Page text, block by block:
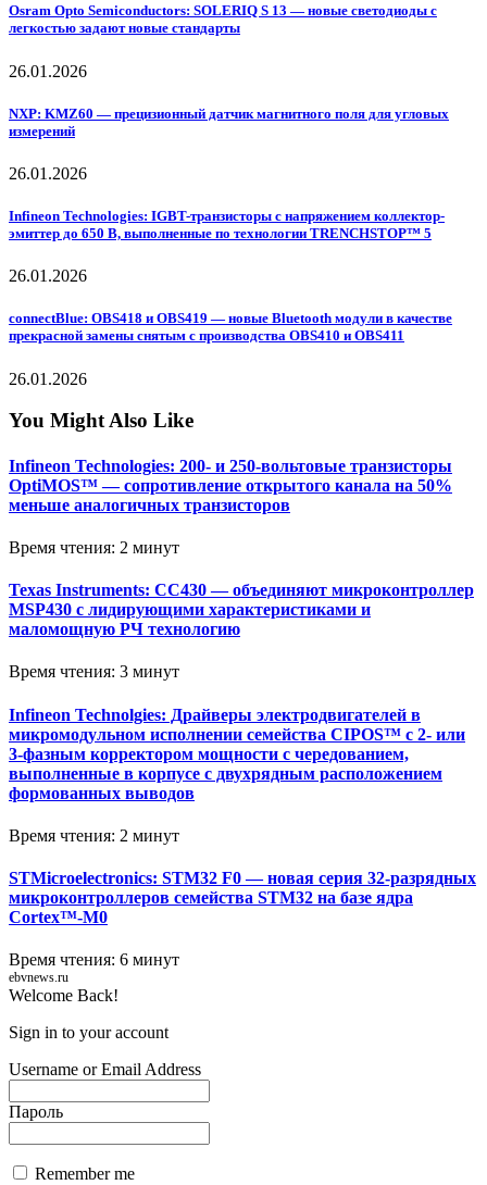
Osram Opto Semiconductors: SOLERIQ S 13 — новые светодиоды с
легкостью задают новые стандарты
26.01.2026
NXP: KMZ60 — прецизионный датчик магнитного поля для угловых
измерений
26.01.2026
Infineon Technologies: IGBT-транзисторы с напряжением коллектор-
эмиттер до 650 В, выполненные по технологии TRENCHSTOP™ 5
26.01.2026
connectBlue: OBS418 и OBS419 — новые Bluetooth модули в качестве
прекрасной замены снятым с производства OBS410 и OBS411
26.01.2026
You Might Also Like
Infineon Technologies: 200- и 250-вольтовые транзисторы
OptiMOS™ — сопротивление открытого канала на 50%
меньше аналогичных транзисторов
Время чтения: 2 минут
Texas Instruments: CC430 — объединяют микроконтроллер
MSP430 с лидирующими характеристиками и
маломощную РЧ технологию
Время чтения: 3 минут
Infineon Technolgies: Драйверы электродвигателей в
микромодульном исполнении семейства CIPOS™ с 2- или
3-фазным корректором мощности с чередованием,
выполненные в корпусе с двухрядным расположением
формованных выводов
Время чтения: 2 минут
STMicroelectronics: STM32 F0 — новая серия 32-разрядных
микроконтроллеров семейства STM32 на базе ядра
Cortex™-M0
Время чтения: 6 минут
ebvnews.ru
Welcome Back!
Sign in to your account
Username or Email Address
Пароль
Remember me